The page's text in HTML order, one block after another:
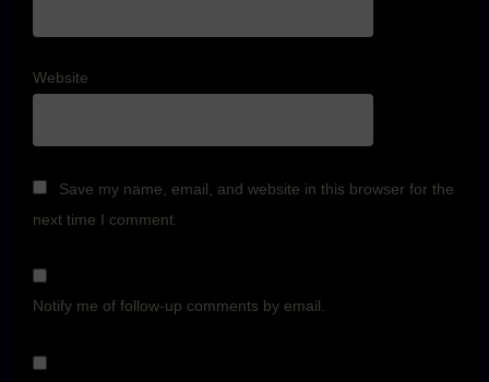
Website
Save my name, email, and website in this browser for the
next time I comment.
Notify me of follow-up comments by email.